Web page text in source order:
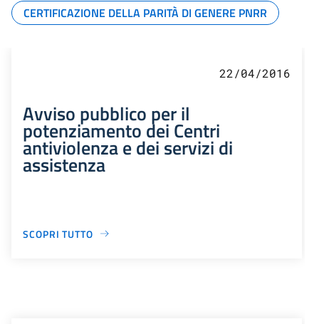
CERTIFICAZIONE DELLA PARITÀ DI GENERE PNRR
22/04/2016
Avviso pubblico per il
potenziamento dei Centri
antiviolenza e dei servizi di
assistenza
SCOPRI TUTTO